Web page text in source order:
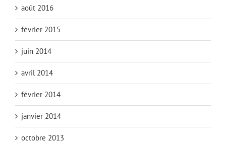
août 2016
février 2015
juin 2014
avril 2014
février 2014
janvier 2014
octobre 2013